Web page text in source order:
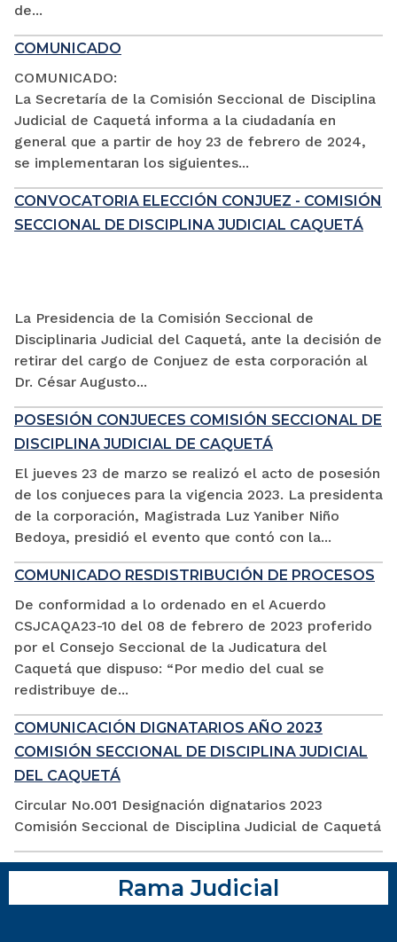
de...
COMUNICADO
COMUNICADO:
La Secretaría de la Comisión Seccional de Disciplina
Judicial de Caquetá informa a la ciudadanía en
general que a partir de hoy 23 de febrero de 2024,
se implementaran los siguientes...
CONVOCATORIA ELECCIÓN CONJUEZ - COMISIÓN
SECCIONAL DE DISCIPLINA JUDICIAL CAQUETÁ
La Presidencia de la Comisión Seccional de
Disciplinaria Judicial del Caquetá, ante la decisión de
retirar del cargo de Conjuez de esta corporación al
Dr. César Augusto...
POSESIÓN CONJUECES COMISIÓN SECCIONAL DE
DISCIPLINA JUDICIAL DE CAQUETÁ
El jueves 23 de marzo se realizó el acto de posesión
de los conjueces para la vigencia 2023. La presidenta
de la corporación, Magistrada Luz Yaniber Niño
Bedoya, presidió el evento que contó con la...
COMUNICADO RESDISTRIBUCIÓN DE PROCESOS
De conformidad a lo ordenado en el Acuerdo
CSJCAQA23-10 del 08 de febrero de 2023 proferido
por el Consejo Seccional de la Judicatura del
Caquetá que dispuso: “Por medio del cual se
redistribuye de...
COMUNICACIÓN DIGNATARIOS AÑO 2023
COMISIÓN SECCIONAL DE DISCIPLINA JUDICIAL
DEL CAQUETÁ
Circular No.001 Designación dignatarios 2023
Comisión Seccional de Disciplina Judicial de Caquetá
Rama Judicial